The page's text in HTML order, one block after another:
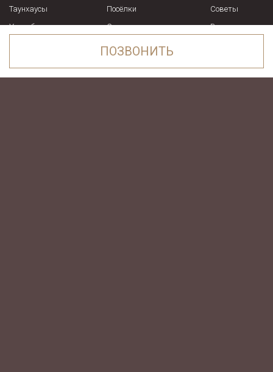
Таунхаусы
Усадьбы
Посёлки
Спецпредложения
Советы
Вакансии
Понравилось объявление в
ПОЗВОНИТЬ